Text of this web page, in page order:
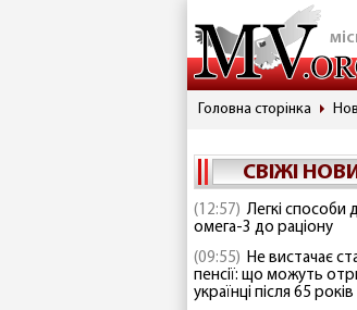
Головна сторінка
СВІЖІ
(12:57) Легкі способи
омега-3 до раціону
(09:55) Не вистачає
пенсії: що можуть
українці після 65 років